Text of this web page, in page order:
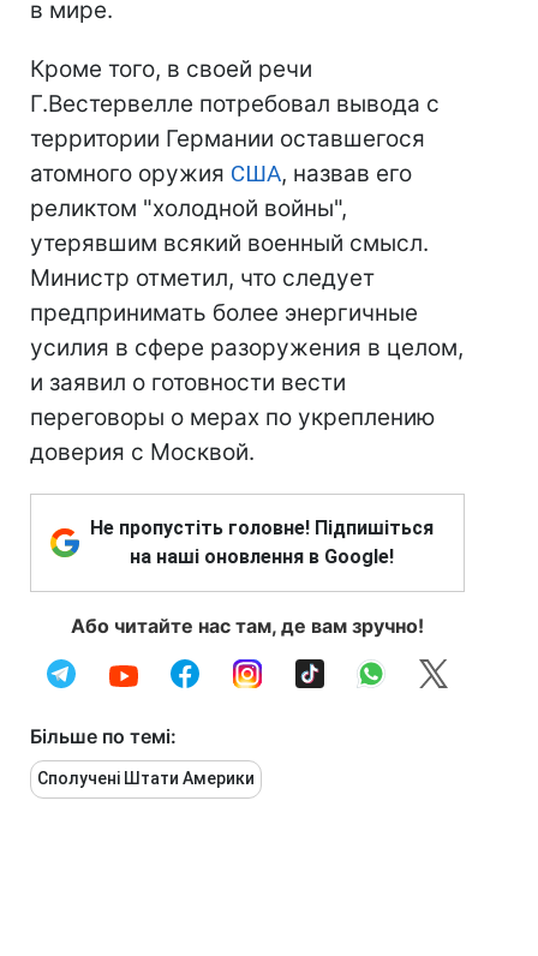
в мире.
Кроме того, в своей речи
Г.Вестервелле потребовал вывода с
территории Германии оставшегося
атомного оружия США, назвав его
реликтом "холодной войны",
утерявшим всякий военный смысл.
Министр отметил, что следует
предпринимать более энергичные
усилия в сфере разоружения в целом,
и заявил о готовности вести
переговоры о мерах по укреплению
доверия с Москвой.
Не пропустіть головне! Підпишіться
на наші оновлення в Google!
Або читайте нас там, де вам зручно!
Більше по темі:
Сполучені Штати Америки